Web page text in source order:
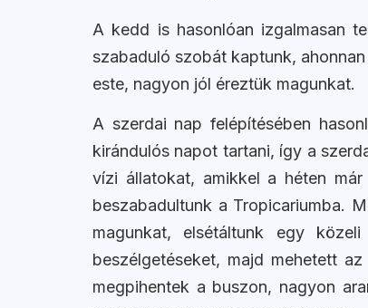
A kedd is hasonlóan izgalmasan
szabaduló szobát kaptunk,
este, nagyon jól éreztük magunkat.
A szerdai nap felépítésében
kirándulós napot tartani, így a
vízi állatokat, amikkel a héten
beszabadultunk a Tropicariumba.
magunkat, elsétáltunk egy
beszélgetéseket, majd mehetett
megpihentek a buszon, nagyon